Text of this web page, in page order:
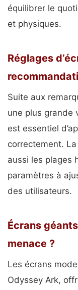
équilibrer le
et physiques.
Réglages
Suite aux
une plus grande
est essentiel
correctement.
aussi les plages
paramètres à
des utilisateurs.
Écrans
menace ?
Les écrans
Odyssey Ark,